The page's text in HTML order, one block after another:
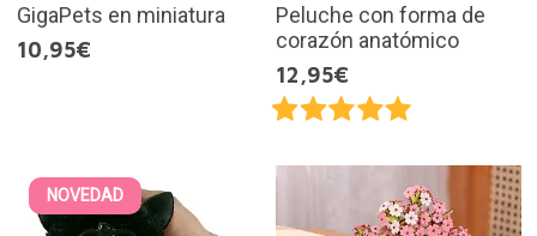
GigaPets en miniatura
10,95€
Peluche con forma de
corazón anatómico
12,95€
NOVEDAD